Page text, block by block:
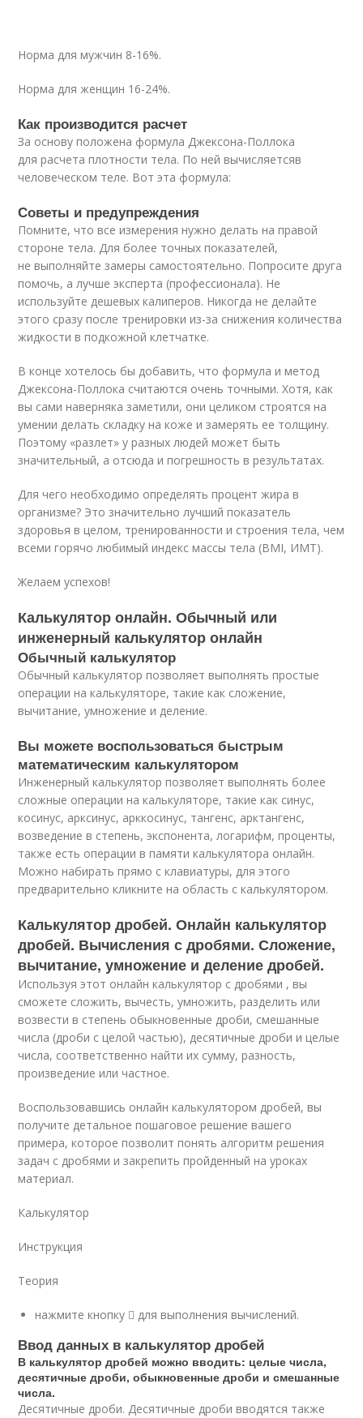
Норма для мужчин 8-16%.
Норма для женщин 16-24%.
Как производится расчет
За основу положена формула Джексона-Поллока
для расчета плотности тела. По ней вычисляетсяв
человеческом теле. Вот эта формула:
Советы и предупреждения
Помните, что все измерения нужно делать на правой
стороне тела. Для более точных показателей,
не выполняйте замеры самостоятельно. Попросите друга
помочь, а лучше эксперта (профессионала). Не
используйте дешевых калиперов. Никогда не делайте
этого сразу после тренировки из-за снижения количества
жидкости в подкожной клетчатке.
В конце хотелось бы добавить, что формула и метод
Джексона-Поллока считаются очень точными. Хотя, как
вы сами наверняка заметили, они целиком строятся на
умении делать складку на коже и замерять ее толщину.
Поэтому «разлет» у разных людей может быть
значительный, а отсюда и погрешность в результатах.
Для чего необходимо определять процент жира в
организме? Это значительно лучший показатель
здоровья в целом, тренированности и строения тела, чем
всеми горячо любимый индекс массы тела (BMI, ИМТ).
Желаем успехов!
Калькулятор онлайн. Обычный или
инженерный калькулятор онлайн
Обычный калькулятор
Обычный калькулятор позволяет выполнять простые
операции на калькуляторе, такие как сложение,
вычитание, умножение и деление.
Вы можете воспользоваться быстрым
математическим калькулятором
Инженерный калькулятор позволяет выполнять более
сложные операции на калькуляторе, такие как синус,
косинус, арксинус, арккосинус, тангенс, арктангенс,
возведение в степень, экспонента, логарифм, проценты,
также есть операции в памяти калькулятора онлайн.
Можно набирать прямо с клавиатуры, для этого
предварительно кликните на область с калькулятором.
Калькулятор дробей. Онлайн калькулятор
дробей. Вычисления с дробями. Сложение,
вычитание, умножение и деление дробей.
Используя этот онлайн калькулятор с дробями , вы
сможете сложить, вычесть, умножить, разделить или
возвести в степень обыкновенные дроби, смешанные
числа (дроби с целой частью), десятичные дроби и целые
числа, соответственно найти их сумму, разность,
произведение или частное.
Воспользовавшись онлайн калькулятором дробей, вы
получите детальное пошаговое решение вашего
примера, которое позволит понять алгоритм решения
задач с дробями и закрепить пройденный на уроках
материал.
Калькулятор
Инструкция
Теория
нажмите кнопку  для выполнения вычислений.
Ввод данных в калькулятор дробей
В калькулятор дробей можно вводить: целые числа,
десятичные дроби, обыкновенные дроби и смешанные
числа.
Десятичные дроби. Десятичные дроби вводятся также